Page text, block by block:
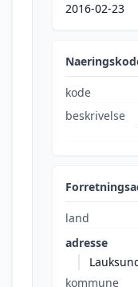
2016-02-23
kode
beskrivelse
land
adresse
kommune